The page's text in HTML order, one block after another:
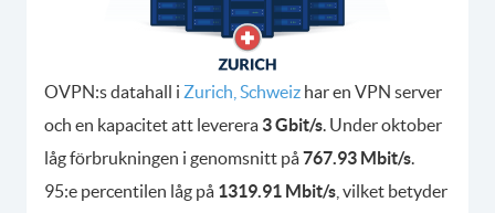
OVPN:s datahall i Zurich, Schweiz har en VPN server
och en kapacitet att leverera 3 Gbit/s. Under oktober
låg förbrukningen i genomsnitt på767.93 Mbit/s.
95:e percentilen låg på 1319.91 Mbit/s , vilket betyder